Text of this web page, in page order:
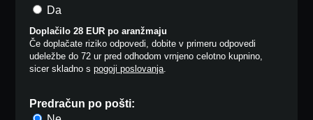
Da
Doplačilo 28 EUR po aranžmaju
Če doplačate riziko odpovedi, dobite v primeru odpovedi
udeležbe do 72 ur pred odhodom vrnjeno celotno kupnino,
sicer skladno spogoji poslovanja.
Predračun po pošti: